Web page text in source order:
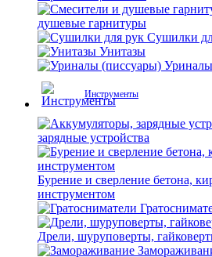
душевые гарнитуры
Сушилки
Унитазы
Инструменты
зарядные устройства
Бурение и сверление бетона,
инструментом
Дрели, шуруповерты,